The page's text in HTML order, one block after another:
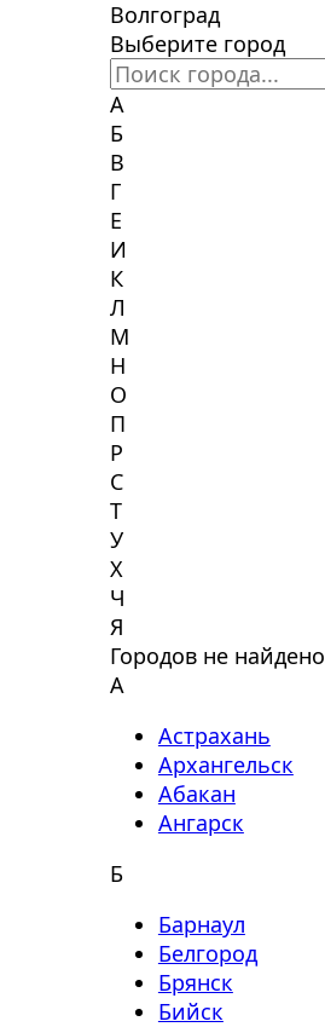
Волгоград
Выберите город
А
Б
В
Г
Е
И
К
Л
М
Н
О
П
Р
С
Т
У
Х
Ч
Я
Городов не найдено
А
Астрахань
Архангельск
Абакан
Ангарск
Б
Барнаул
Белгород
Брянск
Бийск